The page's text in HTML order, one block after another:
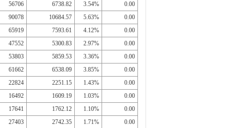
56706 6738.82 3.54%
0.00
90078 10684.57 5.63%
0.00
65919 7593.61 4.12%
0.00
47552 5300.83 2.97%
0.00
53803 5859.53 3.36%
0.00
61662 6538.09 3.85%
0.00
22824 2251.15 1.43%
0.00
16492 1609.19 1.03%
0.00
17641 1762.12 1.10%
0.00
27403 2742.35 1.71%
0.00